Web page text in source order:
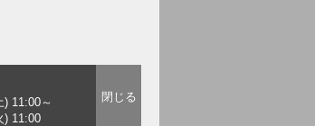
) 11:00～
) 11:00